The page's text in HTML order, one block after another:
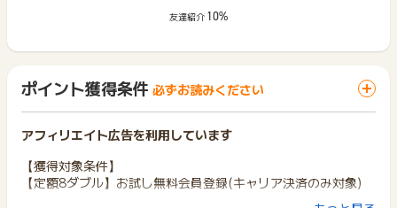
友達紹介 10%
ポイント獲得条件 必ずお読みください
アフィリエイト広告を利用しています
【獲得対象条件】
【定額8ダブル】お試し無料会員登録(キャリア決済のみ対象)